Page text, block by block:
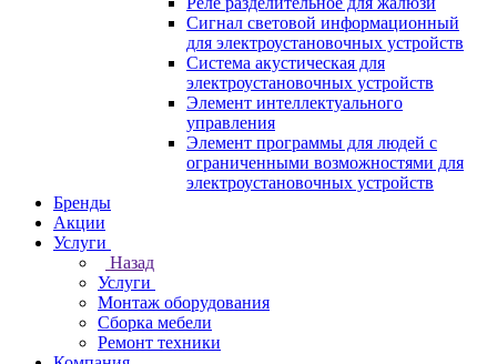
Сигнал световой информационный
для электроустановочных устройств
Система акустическая для
электроустановочных устройств
Элемент интеллектуального
управления
Элемент программы для людей с
ограниченными возможностями для
электроустановочных устройств
Бренды
Акции
Услуги
Назад
Услуги
Монтаж оборудования
Сборка мебели
Ремонт техники